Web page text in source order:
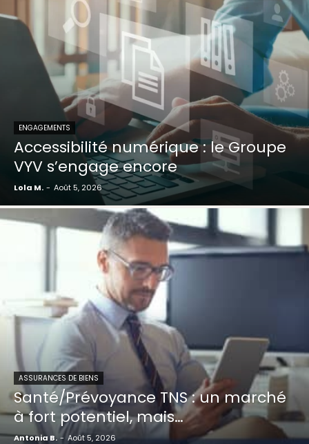
ENGAGEMENTS
Accessibilité numérique : le Groupe
VYV s’engage encore
Lola M. - Août 5, 2026
ASSURANCES DE BIENS
Santé/Prévoyance TNS : un marché
à fort potentiel, mais…
Antonia B. - Août 5, 2026